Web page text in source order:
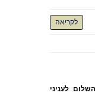
לקריאה
השלום לעניני